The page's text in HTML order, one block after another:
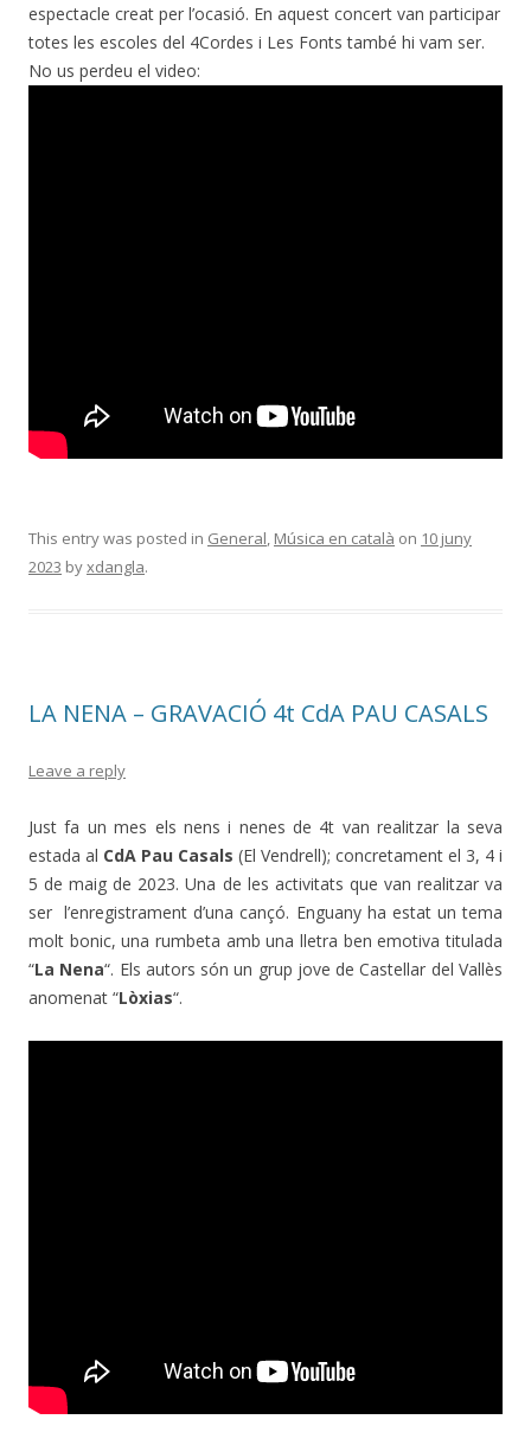
espectacle creat per l’ocasió. En aquest concert van participar
totes les escoles del 4Cordes i Les Fonts també hi vam ser.
No us perdeu el video:
This entry was posted in General Música en català on 10 juny
2023 byxdangla.
LA NENA – GRAVACIÓ 4t CdA PAU CASALS
Leave a reply
Just fa un mes els nens i nenes de 4t van realitzar la seva
estada al CdA Pau Casals (El Vendrell); concretament el 3, 4 i
5 de maig de 2023. Una de les activitats que van realitzar va
ser l’enregistrament d’una cançó. Enguany ha estat un tema
molt bonic, una rumbeta amb una lletra ben emotiva titulada
“La Nena“. Els autors són un grup jove de Castellar del Vallès
anomenat “Lòxias“.